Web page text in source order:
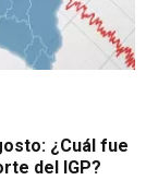
¿Cuál fue
del IGP?